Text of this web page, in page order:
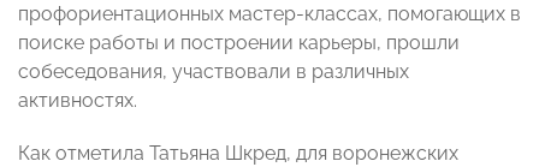
профориентационных мастер-классах, помогающих в
поиске работы и построении карьеры, прошли
собеседования, участвовали в различных
активностях.
Как отметила Татьяна Шкред, для воронежских